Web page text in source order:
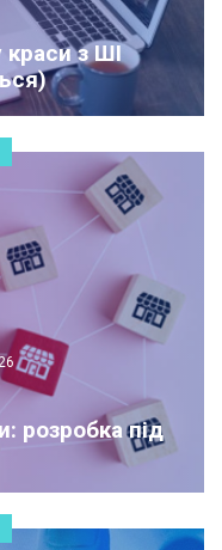
краси з ШІ
розробка під